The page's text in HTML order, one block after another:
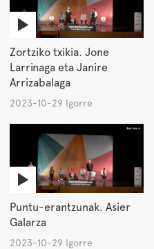
Zortziko txikia. Jone
Larrinaga eta Janire
Arrizabalaga
2023-10-29 Igorre
Puntu-erantzunak. Asier
Galarza
2023-10-29 Igorre